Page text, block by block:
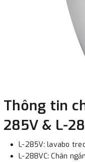
Thông tin
285V & L-
L-285V: lavabo
L-288VC: Chân